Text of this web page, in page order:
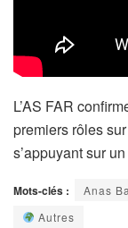
L’AS FAR
premiers rôles
s’appuyant sur
Mots-clés : Anas
Autres